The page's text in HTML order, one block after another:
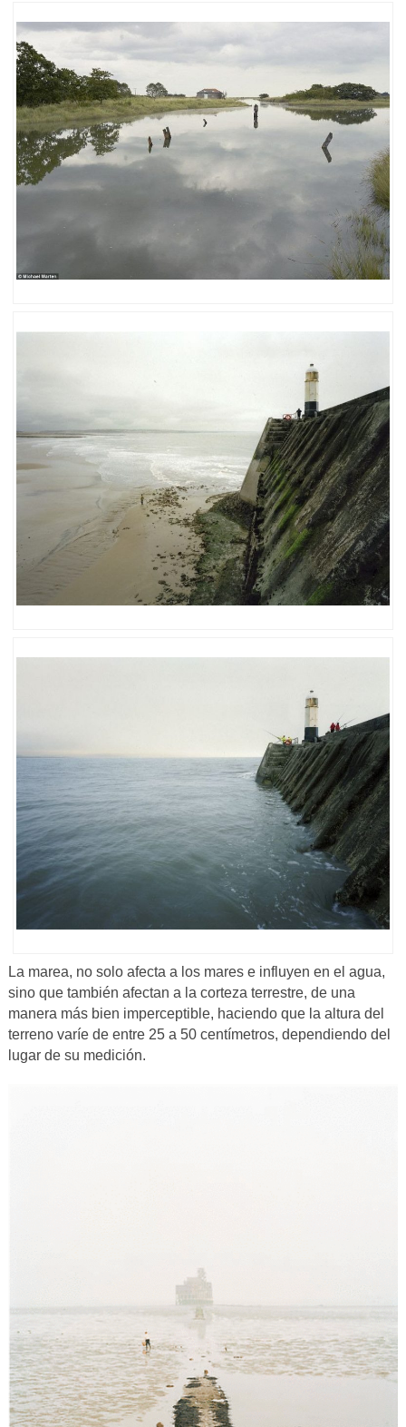
La marea, no solo afecta a los mares e influyen en el agua,
sino que también afectan a la corteza terrestre, de una
manera más bien imperceptible, haciendo que la altura del
terreno varíe de entre 25 a 50 centímetros, dependiendo del
lugar de su medición.